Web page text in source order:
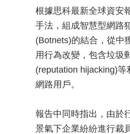
根據思科最新全球資安
手法，組成智慧型網路
(Botnets)的結合，從中
用行為改變，包含垃圾
(reputation hijacking)
網路用戶。
報告中同時指出，由於
景氣下企業紛紛進行裁